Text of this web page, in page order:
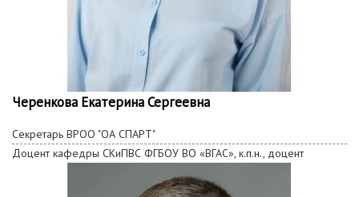
Черенкова Екатерина Сергеевна
Секретарь ВРОО "ОА СПАРТ"
Доцент кафедры СКиПВС ФГБОУ ВО «ВГАС», к.п.н., доцент